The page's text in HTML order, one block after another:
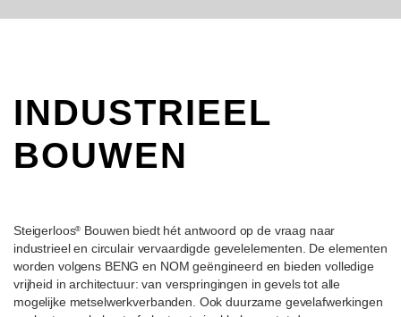
INDUSTRIEEL
BOUWEN
Steigerloos® Bouwen biedt hét antwoord op de vraag naar
industrieel en circulair vervaardigde gevelelementen. De elementen
worden volgens BENG en NOM geëngineerd en bieden volledige
vrijheid in architectuur: van verspringingen in gevels tot alle
mogelijke metselwerkverbanden. Ook duurzame gevelafwerkingen